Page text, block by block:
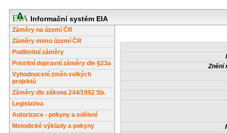
Informační systém EIA
Záměry na území ČR
Záměry mimo území ČR
Podlimitní záměry
Prioritní dopravní záměry dle §23a
Vyhodnocení změn velkých
projektů
Záměry dle zákona 244/1992 Sb.
Legislativa
Autorizace - pokyny a sdělení
Metodické výklady a pokyny
Znění